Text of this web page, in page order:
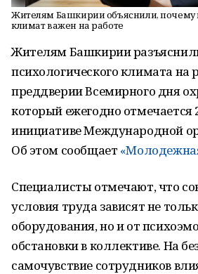
Жителям Башкирии объяснили, почему
климат важен на работе
Жителям Башкирии
психологического климата на
преддверии Всемирного дня
который ежегодно отмечается
инициативе Международной
Об этом сообщает
Специалисты отмечают, что
условия труда зависят не
оборудования, но и от
обстановки в коллективе. На
самочувствие сотрудников